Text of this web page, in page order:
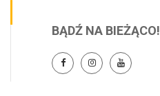
BĄDŹ NA BIEŻĄCO!